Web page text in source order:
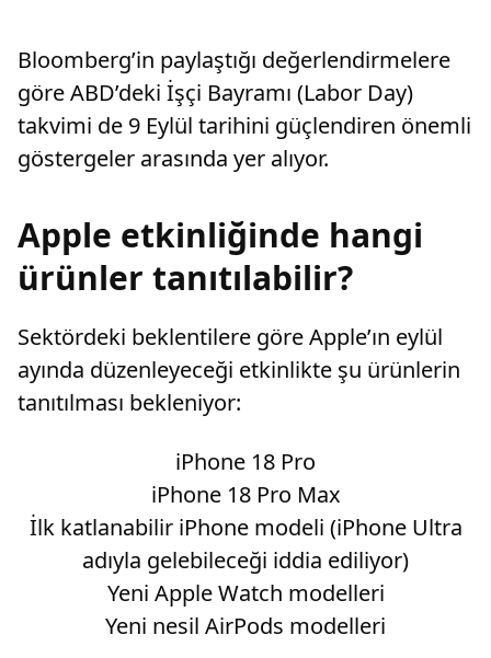
Bloomberg’in paylaştığı değerlendirmelere
göre ABD’deki İşçi Bayramı (Labor Day)
takvimi de 9 Eylül tarihini güçlendiren önemli
göstergeler arasında yer alıyor.
Apple etkinliğinde hangi
ürünler tanıtılabilir?
Sektördeki beklentilere göre Apple’ın eylül
ayında düzenleyeceği etkinlikte şu ürünlerin
tanıtılması bekleniyor:
iPhone 18 Pro
iPhone 18 Pro Max
İlk katlanabilir iPhone modeli (iPhone Ultra
adıyla gelebileceği iddia ediliyor)
Yeni Apple Watch modelleri
Yeni nesil AirPods modelleri